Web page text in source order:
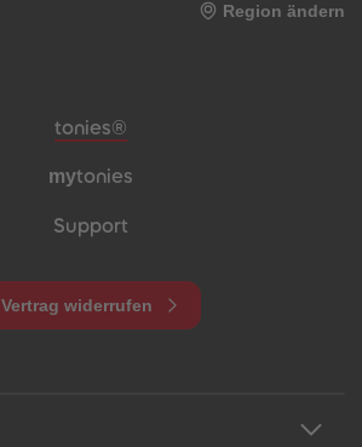
Region ändern
Meta-Navigation Footer
tonies®
mytonies
Support
Vertrag widerrufen